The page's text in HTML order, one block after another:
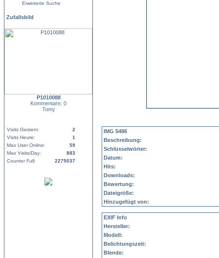
Erweiterte Suche
Zufallsbild
P1010088
Kommentare: 0
Tomy
Visits Gestern:
2
Visits Heute:
1
Max User Online:
59
Max Visits/Day:
883
Counter Full:
2275037
IMG 5486
Beschreibung:
Schlüsselwörter:
Datum:
Hits:
Downloads:
Bewertung:
Dateigröße:
Hinzugefügt von:
EXIF Info
Hersteller:
Modell:
Belichtungszeit:
Blende: